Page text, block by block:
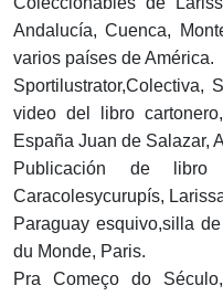
Andalucía, Cuenca,
varios países de América.
video del libro
España Juan de Salazar,
Publicación de libro
Caracolesycurupís,
Paraguay esquivo,silla
du Monde, Paris.
Pra Começo do